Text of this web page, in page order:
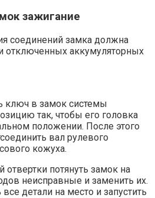
зажигание
соединений замка должна
отключенных аккумуляторных
ключ в замок системы
так, чтобы его головка
положении. После этого
вал рулевого
кожуха.
потянуть замок на
неисправные и заменить их.
детали на место и запустить